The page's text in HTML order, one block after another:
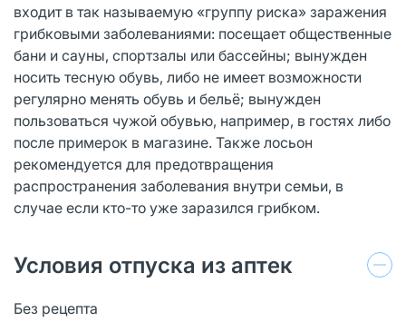
входит в так называемую «группу риска» заражения
грибковыми заболеваниями: посещает общественные
бани и сауны, спортзалы или бассейны; вынужден
носить тесную обувь, либо не имеет возможности
регулярно менять обувь и бельё; вынужден
пользоваться чужой обувью, например, в гостях либо
после примерок в магазине. Также лосьон
рекомендуется для предотвращения
распространения заболевания внутри семьи, в
случае если кто-то уже заразился грибком.
Условия отпуска из аптек
Без рецепта